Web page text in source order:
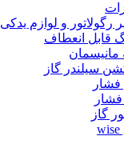
رگولاتور و لوازم یدکی
قابل انعطاف
مانیسمان
سیلندر گاز
فشار
گاز